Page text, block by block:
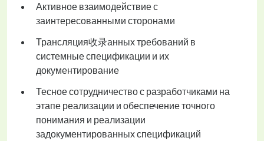
Активное взаимодействие с
заинтересованными сторонами
Трансляция收录анных требований в
системные спецификации и их
документирование
Тесное сотрудничество с разработчиками на
этапе реализации и обеспечение точного
понимания и реализации
задокументированных спецификаций